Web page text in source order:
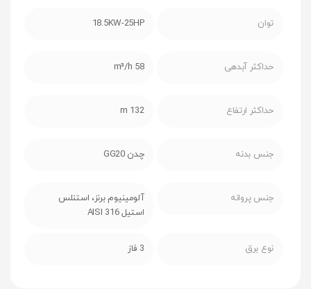
توان 18.5KW-25HP
حداکثر آبدهی 58 m³/h
حداکثر ارتفاع 132 m
جنس بدنه چدن GG20
جنس پروانه
آلومینیوم برنز، استنلس
استیل AISI 316
نوع برق 3 فاز